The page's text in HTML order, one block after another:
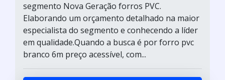
segmento Nova Geração forros PVC.
Elaborando um orçamento detalhado na maior
especialista do segmento e conhecendo a líder
em qualidade.Quando a busca é por forro pvc
branco 6m preço acessível, com...